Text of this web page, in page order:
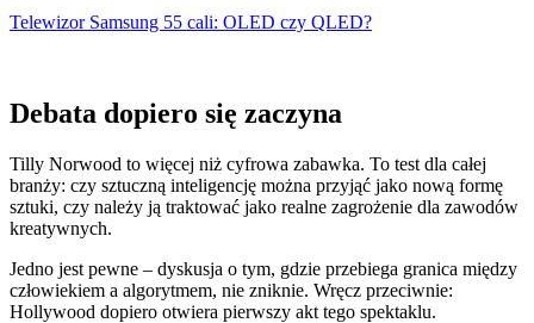
Telewizor Samsung 55 cali: OLED czy QLED?
Debata dopiero się zaczyna
Tilly Norwood to więcej niż cyfrowa zabawka. To test dla całej
branży: czy sztuczną inteligencję można przyjąć jako nową formę
sztuki, czy należy ją traktować jako realne zagrożenie dla zawodów
kreatywnych.
Jedno jest pewne – dyskusja o tym, gdzie przebiega granica między
człowiekiem a algorytmem, nie zniknie. Wręcz przeciwnie:
Hollywood dopiero otwiera pierwszy akt tego spektaklu.